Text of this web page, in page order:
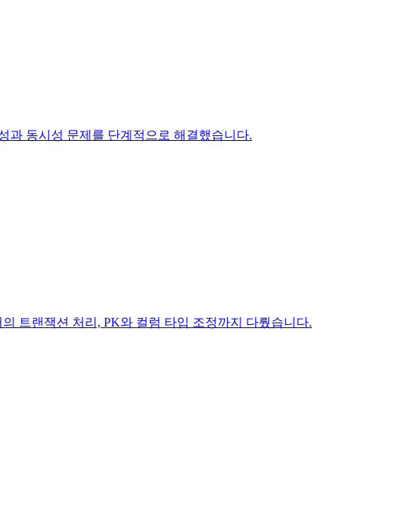
과 동시성 문제를 단계적으로 해결했습니다.
트랜잭션 처리, PK와 컬럼 타입 조정까지 다뤘습니다.